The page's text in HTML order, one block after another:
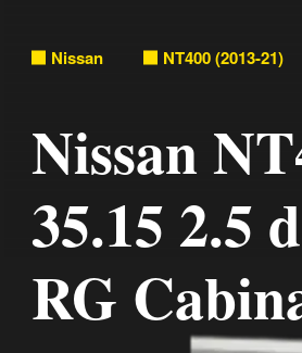
Nissan NT400 (2013-21)
Nissan
35.15 2.5
RG